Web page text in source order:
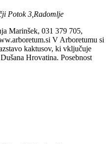
Potok 3,Radomlje
Marinšek, 031 379 705,
V Arboretumu si
kaktusov, ki vključuje
Hrovatina. Posebnost